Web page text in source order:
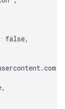
false,